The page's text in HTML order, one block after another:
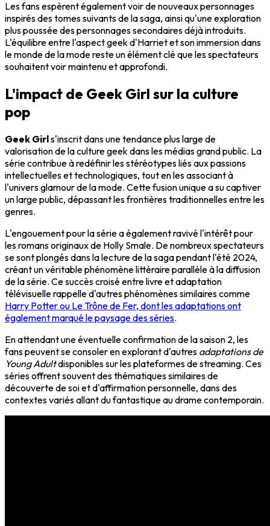
Les fans espèrent également voir de nouveaux personnages
inspirés des tomes suivants de la saga, ainsi qu'une exploration
plus poussée des personnages secondaires déjà introduits.
L'équilibre entre l'aspect geek d'Harriet et son immersion dans
le monde de la mode reste un élément clé que les spectateurs
souhaitent voir maintenu et approfondi.
L'impact de Geek Girl sur la culture
pop
Geek Girls'inscrit dans une tendance plus large de
valorisation de la culture geek dans les médias grand public. La
série contribue à redéfinir les stéréotypes liés aux passions
intellectuelles et technologiques, tout en les associant à
l'univers glamour de la mode. Cette fusion unique a su captiver
un large public, dépassant les frontières traditionnelles entre les
genres.
L'engouement pour la série a également ravivé l'intérêt pour
les romans originaux de Holly Smale. De nombreux spectateurs
se sont plongés dans la lecture de la saga pendant l'été 2024,
créant un véritable phénomène littéraire parallèle à la diffusion
de la série. Ce succès croisé entre livre et adaptation
télévisuelle rappelle d'autres phénomènes similaires comme
Harry Potter ou Le Trône de Fer, dont les adaptations ont
également marqué le paysage des séries.
En attendant une éventuelle confirmation de la saison 2, les
fans peuvent se consoler en explorant d'autres adaptations de
Young Adultdisponibles sur les plateformes de streaming. Ces
séries offrent souvent des thématiques similaires de
découverte de soi et d'affirmation personnelle, dans des
contextes variés allant du fantastique au drame contemporain.